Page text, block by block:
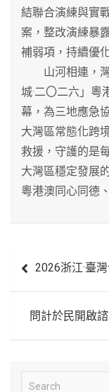
結聯合演練與實
案，整改演練暴
補弱項，持續優
山河相連，灣
城·二〇二六」粵
幕，為三地應急
大灣區常態化跨
救援，守護的是
大灣區穩定發展
粵港澳同心同德
章 2026浙江·臺
問計於民開啟